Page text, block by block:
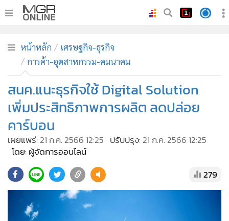
ทันเหตุการณ์
ภาคใต้
• ภูมิภาค
• Online Section
บันเทิง
• ผู้จัดการรายวัน
คอลัมนิสต์
• ละคร
• CbizReview
Cyber BIZ
ผู้จัดกวน
หน้าหลัก
เศรษฐกิจ-ธุรกิจ
การค้า-อุตสาหกรรม-คมนาคม
สนค.แนะธุรกิจใช้ Digital Solution
เพิ่มประสิทธิภาพการผลิต ลดปล่อย
คาร์บอน
เผยแพร่: 21 ก.ค. 2566 12:25 ปรับปรุง: 21 ก.ค. 2566 12:25
โดย: ผู้จัดการออนไลน์
279